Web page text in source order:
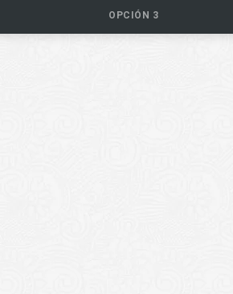
OPCIÓN 3